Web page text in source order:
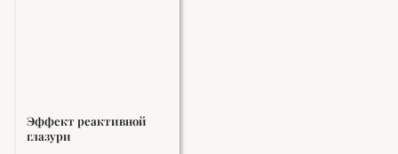
Эффект реактивной
глазури